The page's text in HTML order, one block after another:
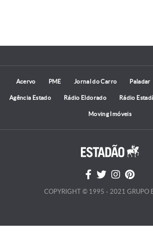
Acervo PME Jornal do Carro Paladar
Agência Estado Rádio Eldorado Rádio
Moving Imóveis
COPYRIGHT © 1995 - 2021 GRUPO